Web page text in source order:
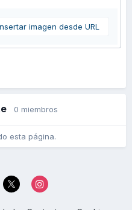
imagen desde URL
0 miembros
esta página.